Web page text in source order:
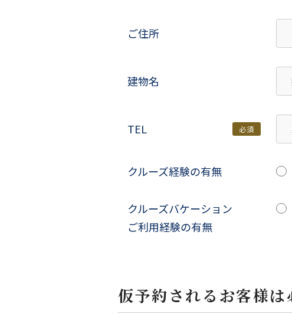
ご住所
建物名
TEL 必須
クルーズ経験の有無
クルーズバケーション
ご利用経験の有無
仮予約されるお客様